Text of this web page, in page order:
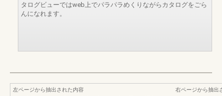
タログビューではweb上でパラパラめくりながらカタログをごら
んになれます。
左ページから抽出された内容
右ページから抽出